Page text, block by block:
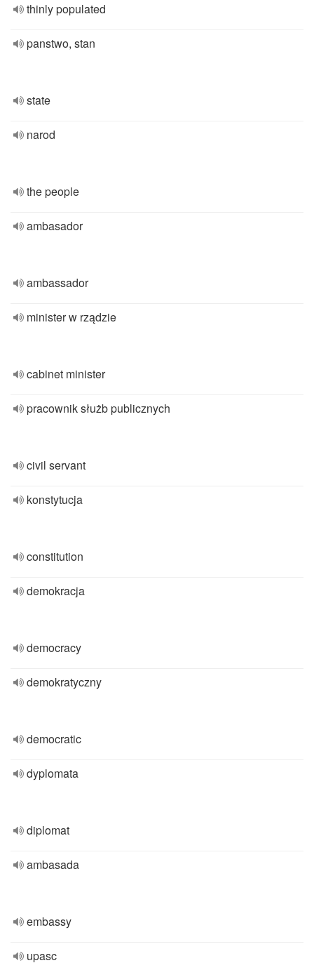
thinly populated
panstwo, stan
state
narod
the people
ambasador
ambassador
minister w rządzie
cabinet minister
pracownik służb publicznych
civil servant
konstytucja
constitution
demokracja
democracy
demokratyczny
democratic
dyplomata
diplomat
ambasada
embassy
upasc